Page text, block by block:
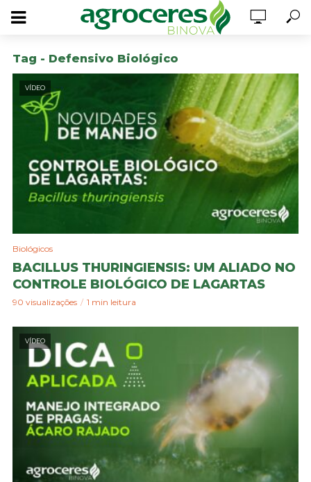
Tag - Defensivo Biológico
VÍDEO
Biológicos
BACILLUS THURINGIENSIS: UM ALIADO NO
CONTROLE BIOLÓGICO DE LAGARTAS
90 visualizações 1 min leitura
VÍDEO